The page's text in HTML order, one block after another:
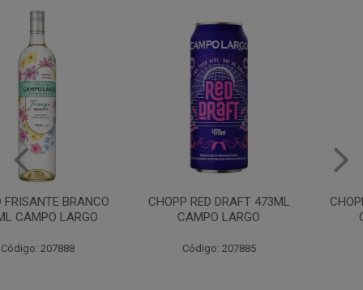
CHOPP RED DRAFT 473ML
CAMPO LARGO
Código: 207885
CHOPP RED DRAFT 500ML
CAMPO LARGO
Código: 259450